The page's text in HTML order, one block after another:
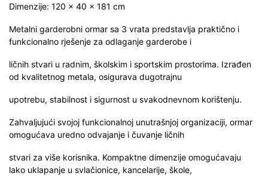
Dimenzije: 120 × 40 × 181 cm
Metalni garderobni ormar sa 3 vrata predstavlja praktično i
funkcionalno rješenje za odlaganje garderobe i
ličnih stvari u radnim, školskim i sportskim prostorima. Izrađen
od kvalitetnog metala, osigurava dugotrajnu
upotrebu, stabilnost i sigurnost u svakodnevnom korištenju.
Zahvaljujući svojoj funkcionalnoj unutrašnjoj organizaciji, ormar
omogućava uredno odvajanje i čuvanje ličnih
stvari za više korisnika. Kompaktne dimenzije omogućavaju
lako uklapanje u svlačionice, kancelarije, škole,